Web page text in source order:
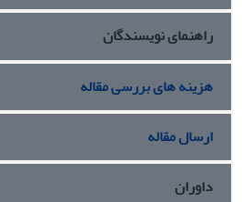
راهنمای نویسندگان
هزینه های بررسی مقاله
ارسال مقاله
داوران